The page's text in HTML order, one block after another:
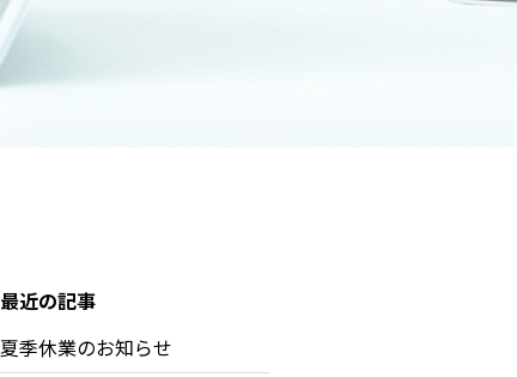
最近の記事
夏季休業のお知らせ